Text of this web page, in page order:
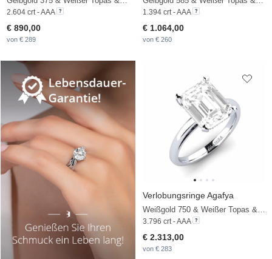
2.604 crt - AAA
€ 890,00
von € 289
1.394 crt - AAA
€ 1.064,00
von € 260
Verlobungsringe Agafya
Weißgold 750 & Weißer Topas & Diamant
3.796 crt - AAA
€ 2.313,00
von € 283